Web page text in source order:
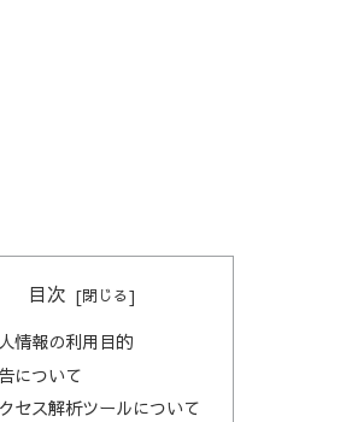
目次
情報の利用目的
について
セス解析ツールについて